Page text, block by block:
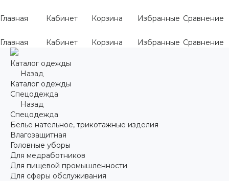
Главная Кабинет Корзина Избранные Сравнение
Главная Кабинет Корзина Избранные Сравнение
Каталог одежды
Назад
Каталог одежды
Спецодежда
Назад
Спецодежда
Белье нательное, трикотажные изделия
Влагозащитная
Головные уборы
Для медработников
Для пищевой промышленности
Для сферы обслуживания